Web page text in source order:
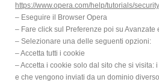
https://www.opera.com/help/tutorials/
– Eseguire il Browser Opera
– Fare click sul Preferenze poi su Avanzate
– Selezionare una delle seguenti opzioni:
– Accetta tutti i cookie
– Accetta i cookie solo dal sito che si visita:
e che vengono inviati da un dominio